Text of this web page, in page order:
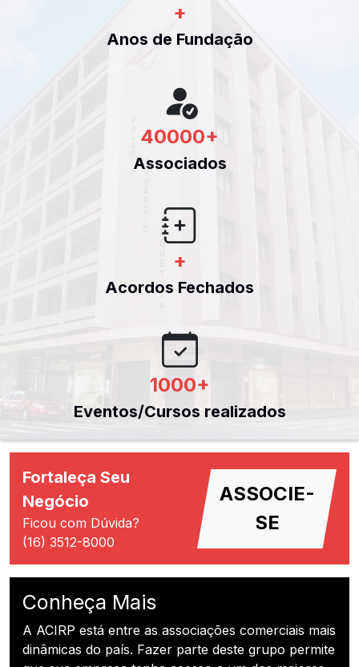
+
Anos de Fundação
40000+
Associados
+
Acordos Fechados
1000+
Eventos/Cursos realizados
Fortaleça Seu
Negócio
Ficou com Dúvida?
(16) 3512-8000
ASSOCIE-
SE
Conheça Mais
A ACIRP está entre as associações comerciais mais
dinâmicas do país. Fazer parte deste grupo permite